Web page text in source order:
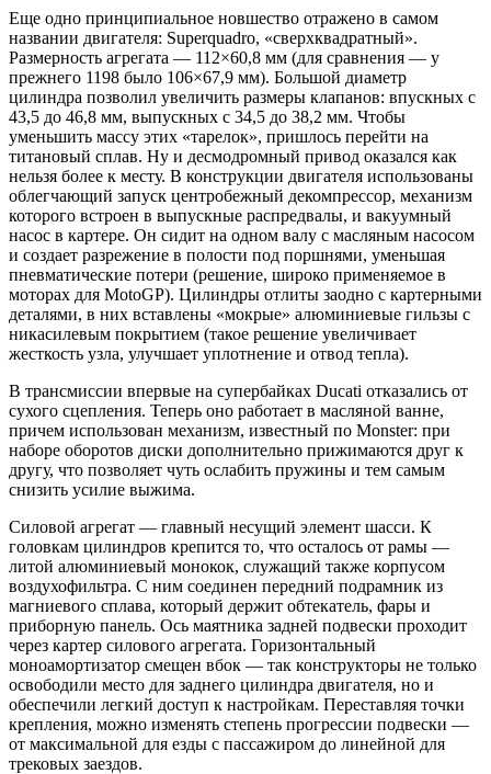
Еще одно принципиальное новшество отражено в самом
названии двигателя: Superquadro, «сверхквадратный».
Размерность агрегата — 112×60,8 мм (для сравнения — у
прежнего 1198 было 106×67,9 мм). Большой диаметр
цилиндра позволил увеличить размеры клапанов: впускных с
43,5 до 46,8 мм, выпускных с 34,5 до 38,2 мм. Чтобы
уменьшить массу этих «тарелок», пришлось перейти на
титановый сплав. Ну и десмодромный привод оказался как
нельзя более к месту. В конструкции двигателя использованы
облегчающий запуск центробежный декомпрессор, механизм
которого встроен в выпускные распредвалы, и вакуумный
насос в картере. Он сидит на одном валу с масляным насосом
и создает разрежение в полости под поршнями, уменьшая
пневматические потери (решение, широко применяемое в
моторах для MotoGP). Цилиндры отлиты заодно с картерными
деталями, в них вставлены «мокрые» алюминиевые гильзы с
никасилевым покрытием (такое решение увеличивает
жесткость узла, улучшает уплотнение и отвод тепла).
В трансмиссии впервые на супербайках Ducati отказались от
сухого сцепления. Теперь оно работает в масляной ванне,
причем использован механизм, известный по Monster: при
наборе оборотов диски дополнительно прижимаются друг к
другу, что позволяет чуть ослабить пружины и тем самым
снизить усилие выжима.
Силовой агрегат — главный несущий элемент шасси. К
головкам цилиндров крепится то, что осталось от рамы —
литой алюминиевый монокок, служащий также корпусом
воздухофильтра. С ним соединен передний подрамник из
магниевого сплава, который держит обтекатель, фары и
приборную панель. Ось маятника задней подвески проходит
через картер силового агрегата. Горизонтальный
моноамортизатор смещен вбок — так конструкторы не только
освободили место для заднего цилиндра двигателя, но и
обеспечили легкий доступ к настройкам. Переставляя точки
крепления, можно изменять степень прогрессии подвески —
от максимальной для езды с пассажиром до линейной для
трековых заездов.